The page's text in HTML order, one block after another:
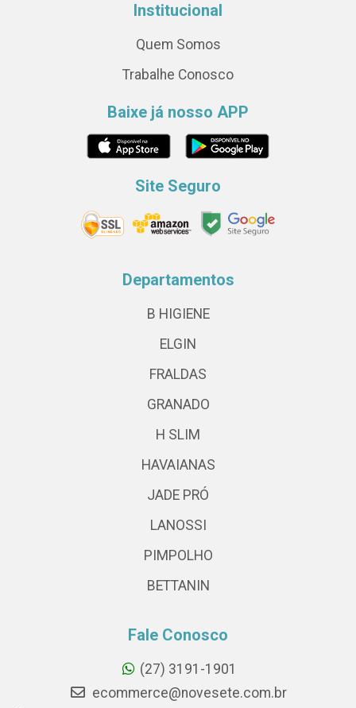
Institucional
Quem Somos
Trabalhe Conosco
Baixe já nosso APP
Site Seguro
Departamentos
B HIGIENE
ELGIN
FRALDAS
GRANADO
H SLIM
HAVAIANAS
JADE PRÓ
LANOSSI
PIMPOLHO
BETTANIN
Fale Conosco
(27) 3191-1901
ecommerce@novesete.com.br